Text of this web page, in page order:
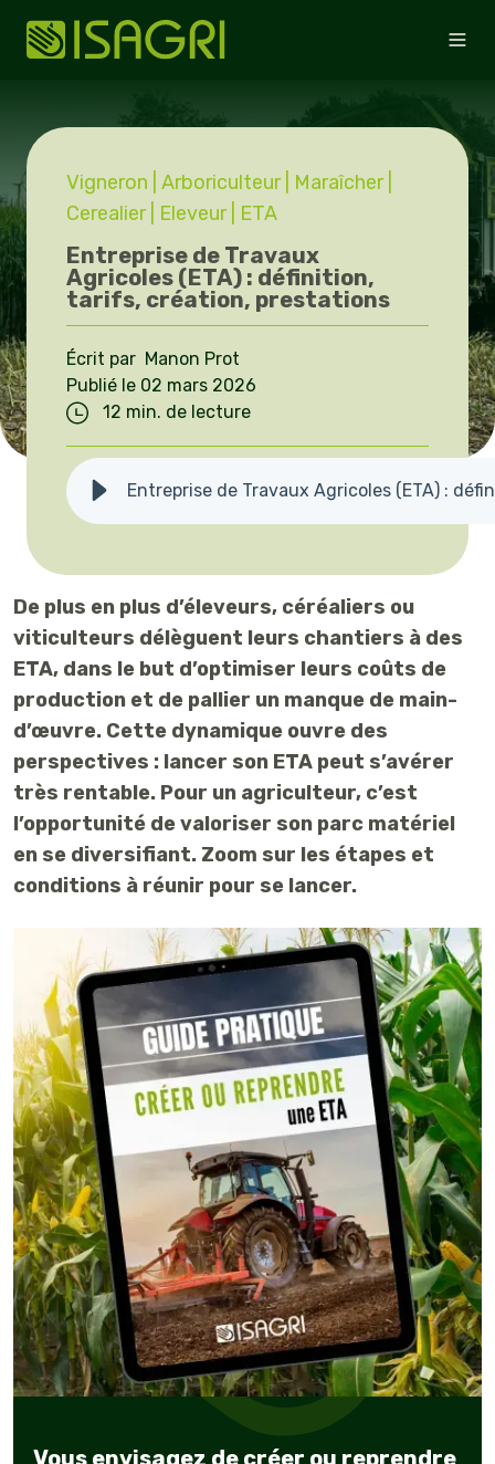
Vigneron | Arboriculteur | Maraîcher
Cerealier | Eleveur | ETA
Entreprise de Travaux
Agricoles (ETA) : définition,
tarifs, création, prestations
Écrit par Manon Prot
Publié le 02 mars 2026
12 min. de lecture
Entreprise de Travaux Agricoles (ETA) :
De plus en plus d’éleveurs, céréaliers ou
viticulteurs délèguent leurs chantiers à des
ETA, dans le but d’optimiser leurs coûts de
production et de pallier un manque de main-
d’œuvre. Cette dynamique ouvre des
perspectives : lancer son ETA peut s’avérer
très rentable. Pour un agriculteur, c’est
l’opportunité de valoriser son parc matériel
en se diversifiant. Zoom sur les étapes et
conditions à réunir pour se lancer.